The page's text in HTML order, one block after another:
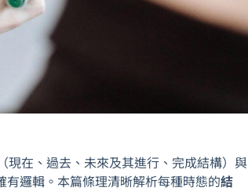
（現在、過去、未來及其進行、完成結構）與
邏輯。本篇條理清晰解析每種時態的結